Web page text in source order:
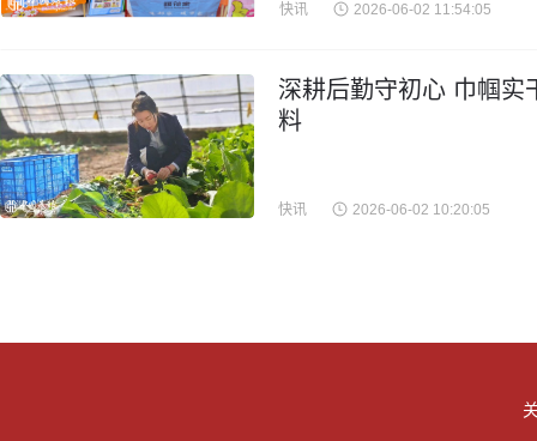
快讯 2026-06-02 11:54:05
深耕后勤守初心 巾帼
料
快讯 2026-06-02 10:20:05